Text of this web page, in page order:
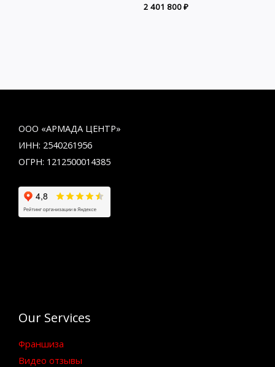
2 401 800₽
ООО «АРМАДА ЦЕНТР»
ИНН: 2540261956
ОГРН: 1212500014385
Our Services
Франшиза
Видео отзывы